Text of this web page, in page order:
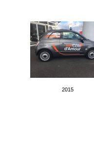
2015